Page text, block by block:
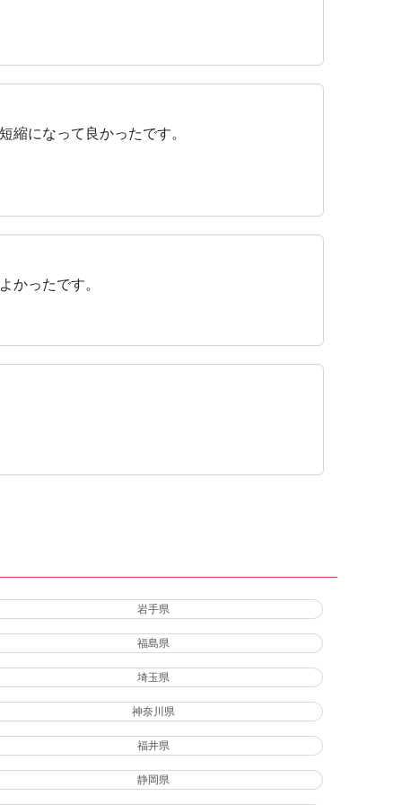
縮になって良かったです。
かったです。
岩手県
福島県
埼玉県
神奈川県
福井県
静岡県